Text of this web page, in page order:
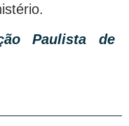
Paulista de